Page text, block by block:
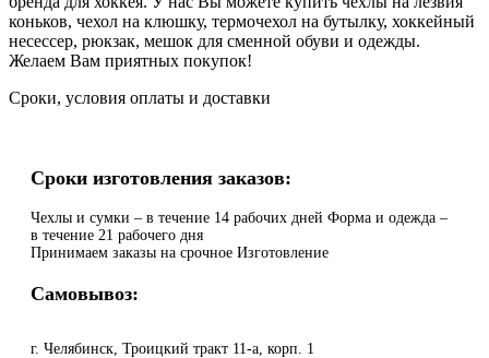
коньков, чехол на клюшку, термочехол на бутылку, хоккейный
несессер, рюкзак, мешок для сменной обуви и одежды.
Желаем Вам приятных покупок!
Сроки, условия оплаты и доставки
Сроки изготовления заказов:
Чехлы и сумки – в течение 14 рабочих дней Форма и одежда –
в течение 21 рабочего дня
Принимаем заказы на срочное Изготовление
Самовывоз:
г. Челябинск, Троицкий тракт 11-а, корп. 1